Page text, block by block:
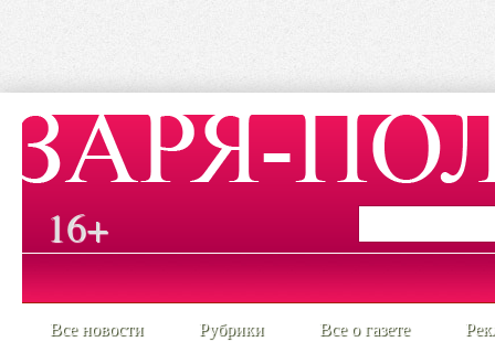
16+
Все новости Рубрики Все о газете